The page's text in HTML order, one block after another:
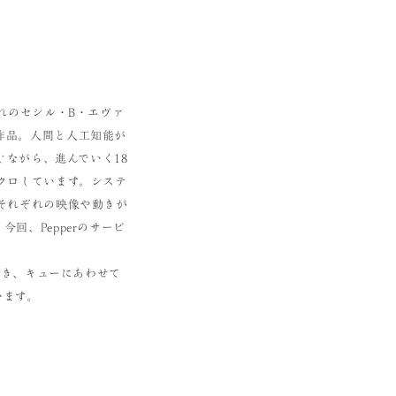
セシル・B・エヴァ
。人間と人工知能が
がら、進んでいく18
しています。システ
ぞれの映像や動きが
回、Pepperのサービ
、キューにあわせて
す。